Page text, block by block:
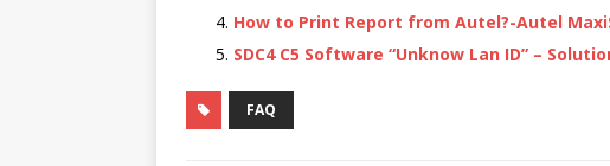
o
o
k
How to Print Report from Autel?-Autel
SDC4 C5 Software “Unknow Lan ID” –
FAQ